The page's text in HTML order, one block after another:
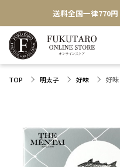
送料全国一律770
TOP 明太子 好味 好